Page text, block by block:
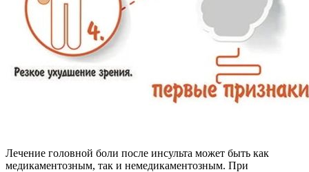
Лечение головной боли после инсульта может быть как
медикаментозным, так и немедикаментозным. При